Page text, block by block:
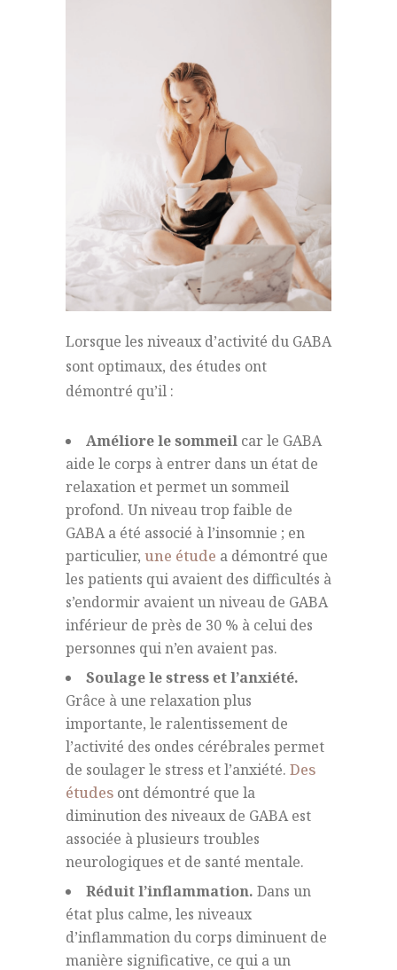
Lorsque les niveaux d’activité du GABA
sont optimaux, des études ont
démontré qu’il :
Améliore le sommeil car le GABA
aide le corps à entrer dans un état de
relaxation et permet un sommeil
profond. Un niveau trop faible de
GABA a été associé à l’insomnie ; en
particulier, une étude a démontré que
les patients qui avaient des difficultés à
s’endormir avaient un niveau de GABA
inférieur de près de 30 % à celui des
personnes qui n’en avaient pas.
Soulage le stress et l’anxiété.
Grâce à une relaxation plus
importante, le ralentissement de
l’activité des ondes cérébrales permet
de soulager le stress et l’anxiété. Des
études ont démontré que la
diminution des niveaux de GABA est
associée à plusieurs troubles
neurologiques et de santé mentale.
Réduit l’inflammation. Dans un
état plus calme, les niveaux
d’inflammation du corps diminuent de
manière significative, ce qui a un